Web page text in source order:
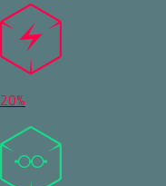
20%